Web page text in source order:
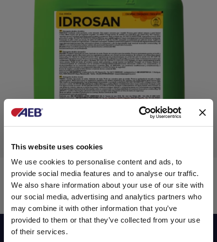
This website uses cookies
We use cookies to personalise content and ads, to
provide social media features and to analyse our traffic.
We also share information about your use of our site with
our social media, advertising and analytics partners who
may combine it with other information that you’ve
provided to them or that they’ve collected from your use
of their services.
Cloroativos sem espuma
IDROSAN
Assine agora a nossa newsletter!